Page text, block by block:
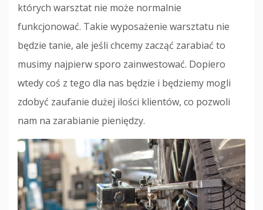
których warsztat nie może normalnie
funkcjonować. Takie wyposażenie warsztatu nie
będzie tanie, ale jeśli chcemy zacząć zarabiać to
musimy najpierw sporo zainwestować. Dopiero
wtedy coś z tego dla nas będzie i będziemy mogli
zdobyć zaufanie dużej ilości klientów, co pozwoli
nam na zarabianie pieniędzy.